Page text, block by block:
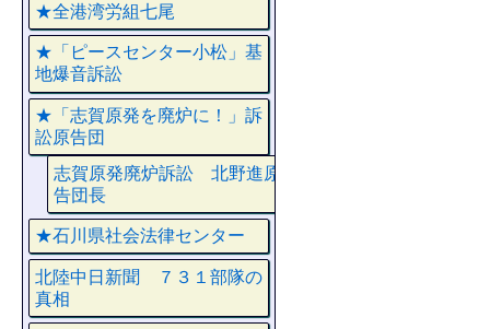
★全港湾労組七尾
★「ピースセンター小松」基
地爆音訴訟
★「志賀原発を廃炉に！」訴
訟原告団
志賀原発廃炉訴訟 北野進原
告団長
★石川県社会法律センター
北陸中日新聞 ７３１部隊の
真相